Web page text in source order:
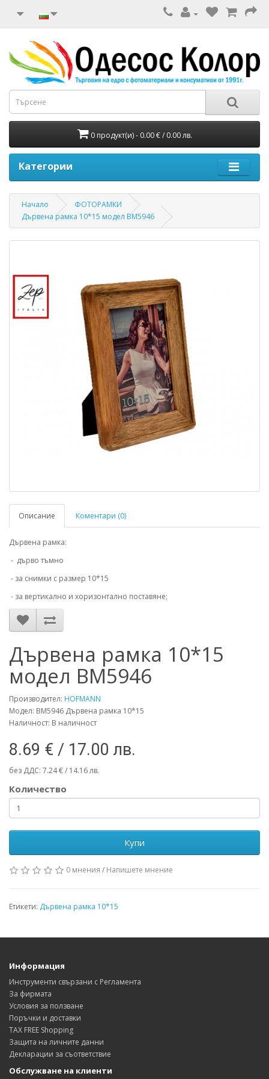
0 продукт(и) - 0.00 € / 0.00 лв.
Категории
Начало
ФОТОРАМКИ
Дървена рамка 10*15 модел BM5946
Описание Коментари (0)
Дървена рамка:
- дърво тъмно
- за снимки с размер 10*15
- за вертикално и хоризонтално поставяне;
Дървена рамка 10*15
модел BM5946
Производител: HOFMANN
Модел: BM5946 Дървена рамка 10*15
Наличност: В наличност
8.69 € / 17.00 лв.
без ДДС: 7.24 € / 14.16 лв.
Количество
Купи
0 мнения / Напишете мнение
Етикети: Дървена рамка 10*15
Информация
Инструменти свързани с Регламента
За фирмата
Условия за ползване
Поръчки и доставки
TAX FREE Shopping
Защита на личните данни
Декларации за съответствие
Обслужване на клиенти